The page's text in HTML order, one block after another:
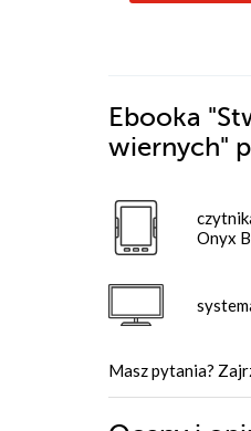
Ebooka
wiernych"
Onyx
Masz pytania?